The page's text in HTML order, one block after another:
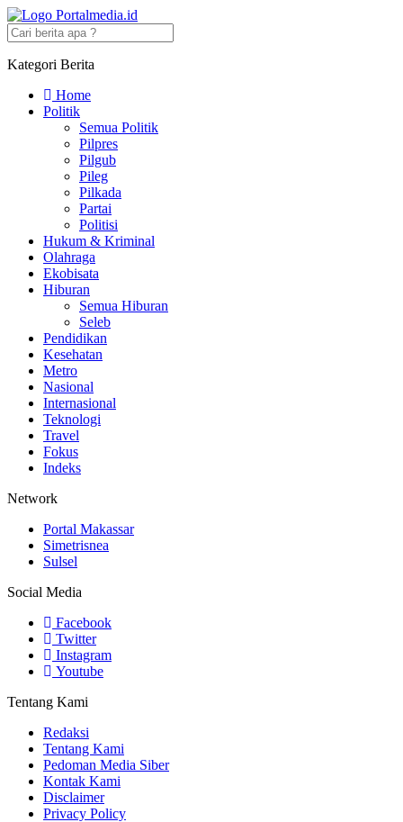
Kategori Berita
Home
Politik
Semua Politik
Pilpres
Pilgub
Pileg
Pilkada
Partai
Politisi
Hukum & Kriminal
Olahraga
Ekobisata
Hiburan
Semua Hiburan
Seleb
Pendidikan
Kesehatan
Metro
Nasional
Internasional
Teknologi
Travel
Fokus
Indeks
Network
Portal Makassar
Simetrisnea
Sulsel
Social Media
Facebook
Twitter
Instagram
Youtube
Tentang Kami
Redaksi
Tentang Kami
Pedoman Media Siber
Kontak Kami
Disclaimer
Privacy Policy